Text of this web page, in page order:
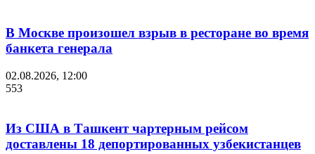
В Москве произошел взрыв в ресторане во время
банкета генерала
02.08.2026, 12:00
553
Из США в Ташкент чартерным рейсом
доставлены 18 депортированных узбекистанцев